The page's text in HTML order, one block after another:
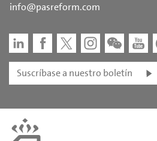
info@pasreform.com
Suscríbase a nuestro boletín